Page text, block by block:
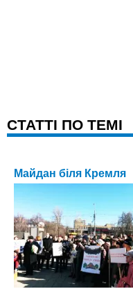
CТАТТІ ПО ТЕМІ
Майдан біля Кремля